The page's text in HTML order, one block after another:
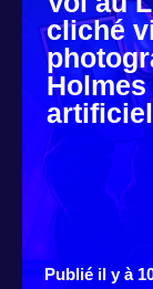
cliché
Publié il y à